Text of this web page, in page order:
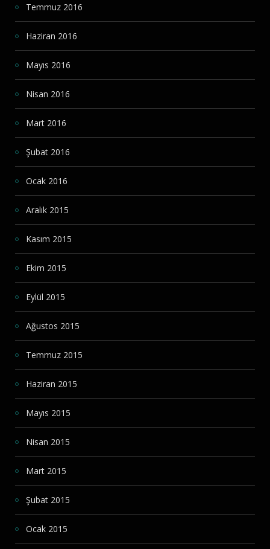
Temmuz 2016
Haziran 2016
Mayıs 2016
Nisan 2016
Mart 2016
Şubat 2016
Ocak 2016
Aralık 2015
Kasım 2015
Ekim 2015
Eylül 2015
Ağustos 2015
Temmuz 2015
Haziran 2015
Mayıs 2015
Nisan 2015
Mart 2015
Şubat 2015
Ocak 2015